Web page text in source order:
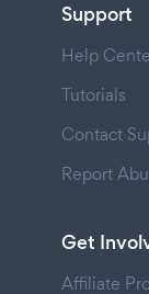
Support
Help
Tutorials
Contact
Report
Get
Affiliate